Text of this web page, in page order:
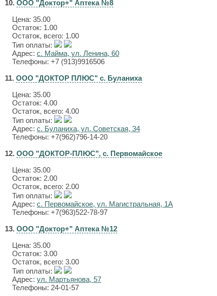
10. ООО "Доктор+" Аптека №8
Цена: 35.00
Остаток: 1.00
Остаток, всего: 1.00
Тип оплаты:
Адрес: с. Майма, ул. Ленина, 60
Телефоны: +7 (913)9916506
11. ООО "ДОКТОР ПЛЮС" с. Буланиха
Цена: 35.00
Остаток: 4.00
Остаток, всего: 4.00
Тип оплаты:
Адрес: с. Буланиха, ул. Советская, 34
Телефоны: +7(962)796-14-20
12. ООО "ДОКТОР-ПЛЮС", с. Первомайское
Цена: 35.00
Остаток: 2.00
Остаток, всего: 2.00
Тип оплаты:
Адрес: с. Первомайское, ул. Магистральная, 1А
Телефоны: +7(963)522-78-97
13. ООО "Доктор+" Аптека №12
Цена: 35.00
Остаток: 3.00
Остаток, всего: 3.00
Тип оплаты:
Адрес: ул. Мартьянова, 57
Телефоны: 24-01-57